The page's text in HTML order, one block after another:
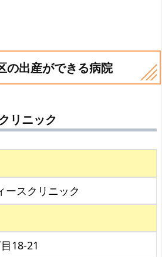
の出産ができる病院
リニック
ースクリニック
18-21